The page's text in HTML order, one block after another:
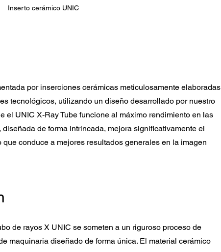
Inserto cerámico UNIC
por inserciones cerámicas meticulosamente elaboradas
tecnológicos, utilizando un diseño desarrollado por nuestro
el UNIC X-Ray Tube funcione al máximo rendimiento en las
de forma intrincada, mejora significativamente el
conduce a mejores resultados generales en la imagen
de rayos X UNIC se someten a un riguroso proceso de
maquinaria diseñado de forma única. El material cerámico